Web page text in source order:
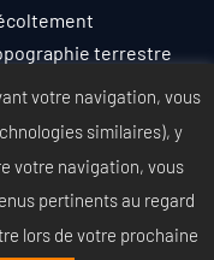
terrestre
&
votre navigation, vous
similaires), y
votre navigation, vous
pertinents au regard
lors de votre prochaine